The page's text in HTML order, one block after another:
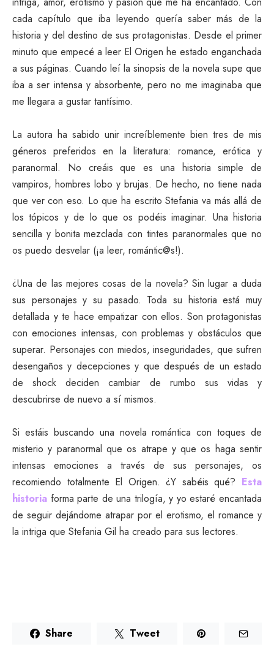
cada capítulo que iba leyendo quería saber más de la
historia y del destino de sus protagonistas. Desde el primer
minuto que empecé a leer El Origen he estado enganchada
a sus páginas. Cuando leí la sinopsis de la novela supe que
iba a ser intensa y absorbente, pero no me imaginaba que
me llegara a gustar tantísimo.
La autora ha sabido unir increíblemente bien tres de mis
géneros preferidos en la literatura: romance, erótica y
paranormal. No creáis que es una historia simple de
vampiros, hombres lobo y brujas. De hecho, no tiene nada
que ver con eso. Lo que ha escrito Stefania va más allá de
los tópicos y de lo que os podéis imaginar. Una historia
sencilla y bonita mezclada con tintes paranormales que no
os puedo desvelar (¡a leer, romántic@s!).
¿Una de las mejores cosas de la novela? Sin lugar a duda
sus personajes y su pasado. Toda su historia está muy
detallada y te hace empatizar con ellos. Son protagonistas
con emociones intensas, con problemas y obstáculos que
superar. Personajes con miedos, inseguridades, que sufren
desengaños y decepciones y que después de un estado
de shock deciden cambiar de rumbo sus vidas y
descubrirse de nuevo a sí mismos.
Si estáis buscando una novela romántica con toques de
misterio y paranormal que os atrape y que os haga sentir
intensas emociones a través de sus personajes, os
recomiendo totalmente El Origen. ¿Y sabéis qué? Esta
historia forma parte de una trilogía, y yo estaré encantada
de seguir dejándome atrapar por el erotismo, el romance y
la intriga que Stefania Gil ha creado para sus lectores.
Share Tweet